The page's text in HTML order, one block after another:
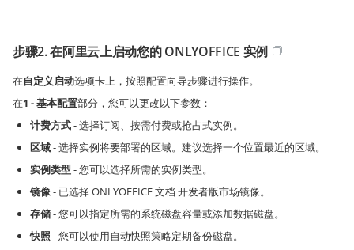
步骤2. 在阿里云上启动您的 ONLYOFFICE 实例
在自定义启动选项卡上，按照配置向导步骤进行操作。
在1 - 基本配置部分，您可以更改以下参数：
计费方式- 选择订阅、按需付费或抢占式实例。
区域- 选择实例将要部署的区域。建议选择一个位置最近的区域。
实例类型 - 您可以选择所需的实例类型。
镜像- 已选择 ONLYOFFICE 文档 开发者版市场镜像。
存储- 您可以指定所需的系统磁盘容量或添加数据磁盘。
快照 - 您可以使用自动快照策略定期备份磁盘。